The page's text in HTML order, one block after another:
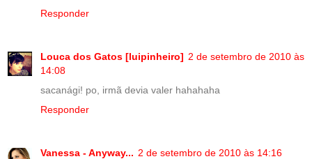
Responder
Louca dos Gatos [luipinheiro] 2 de setembro de 2010 às
14:08
sacanági! po, irmã devia valer hahahaha
Responder
Vanessa - Anyway... 2 de setembro de 2010 às 14:16